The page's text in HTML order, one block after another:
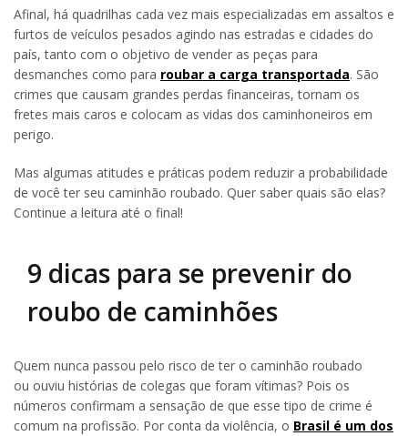
Afinal, há quadrilhas cada vez mais especializadas em assaltos e
furtos de veículos pesados agindo nas estradas e cidades do
país, tanto com o objetivo de vender as peças para
desmanches como para roubar a carga transportada. São
crimes que causam grandes perdas financeiras, tornam os
fretes mais caros e colocam as vidas dos caminhoneiros em
perigo.
Mas algumas atitudes e práticas podem reduzir a probabilidade
de você ter seu caminhão roubado. Quer saber quais são elas?
Continue a leitura até o final!
9 dicas para se prevenir do
roubo de caminhões
Quem nunca passou pelo risco de ter o caminhão roubado
ou ouviu histórias de colegas que foram vítimas? Pois os
números confirmam a sensação de que esse tipo de crime é
comum na profissão. Por conta da violência, o Brasil é um dos